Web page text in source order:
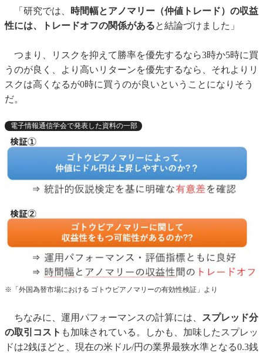
「研究では、
時間幅とアノマリー（仲値トレード）の収益
性には、トレードオフの関係があると結論づけました」
つまり、リスクを抑えて勝率を優先するなら3時か5時に買
うのが良く、より高いリターンを優先するなら、それよりリ
スクは高くなるが0時に買うのが良いということになりそう
だ。
電子情報通信学会で発表した資料の一部
※「外国為替市場における ゴトウビアノマリーの有効性検証」より
ちなみに、運用パフォーマンスの計算には、 スプレッド分
の取引コスト も加味されている。しかも、加味したスプレッ
ドは2銭ほどと、現在の米ドル/円の業界最狭水準となる0.3銭